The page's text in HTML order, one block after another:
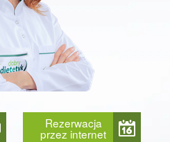
Rezerwacja
przez internet